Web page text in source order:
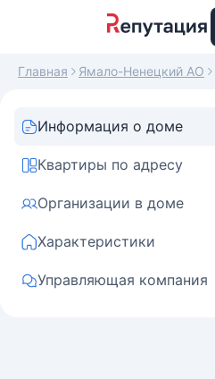
Главная Ямало-Ненецкий АО
Информация о доме
Квартиры по адресу
Организации в доме
Характеристики
Управляющая компания